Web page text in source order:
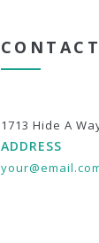
1713 Hide A
ADDRESS